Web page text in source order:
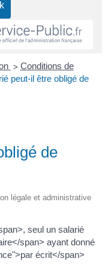
> Conditions de
peut-il être obligé de
de
légale et administrative
seul un salarié
span> ayant donné
écrit</span>